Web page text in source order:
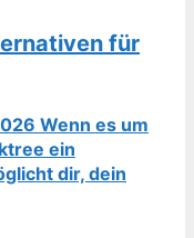
für
Wenn es um
ein
dir, dein